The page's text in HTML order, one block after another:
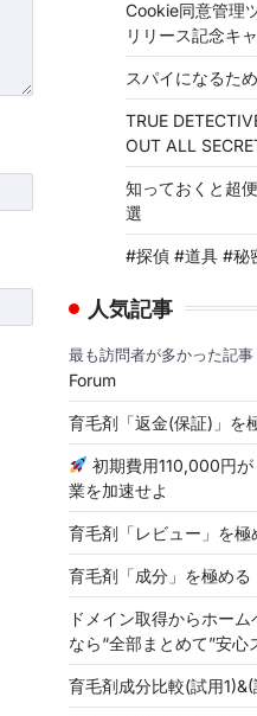
Cookie同意管理
リリース記念キ
スパイになるた
TRUE
OUT ALL
知っておくと超
選
#探偵 #道具 #秘
人気記事
最も訪問者が多かった記
Forum
育毛剤「返金(保証)」を
初期費用110,000円
業を加速せよ
育毛剤「レビュー」を極
育毛剤「成分」を極める
ドメイン取得からホー
なら“全部まとめて”安心
育毛剤成分比較(試用